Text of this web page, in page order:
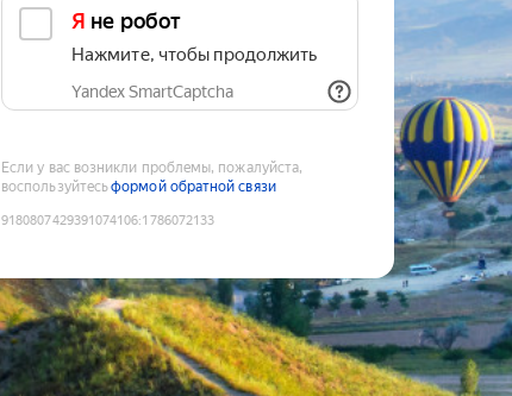
Я не робот
Нажмите, чтобы продолжить
Yandex SmartCaptcha
Если у вас возникли проблемы, пожалуйста,
воспользуйтесьформой обратной связи
9180807429391074106:1786072133